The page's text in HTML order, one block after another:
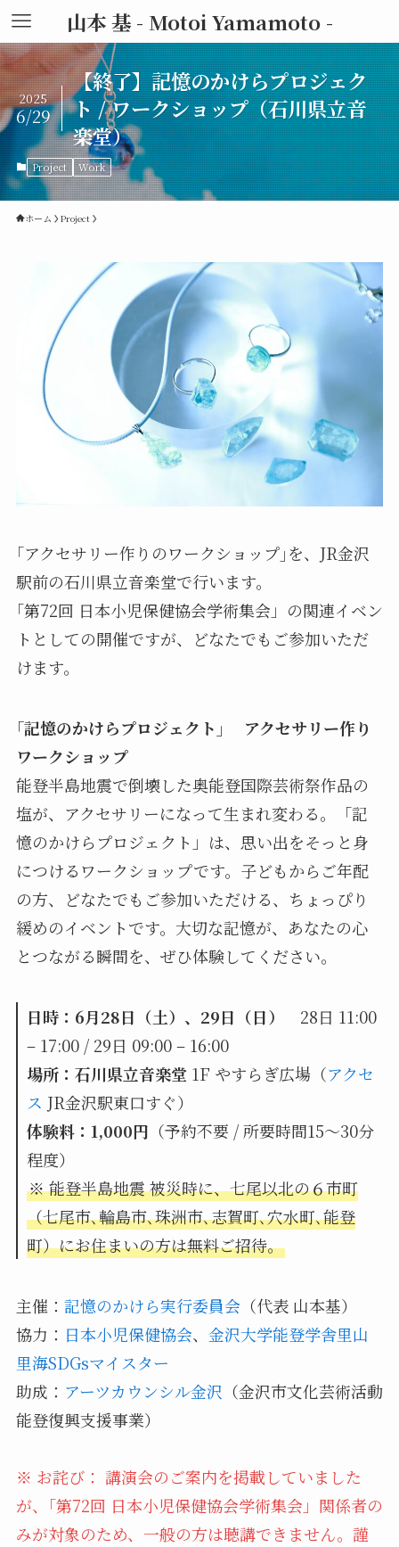
山本 基 - Motoi Yamamoto -
【終了】記憶のかけらプロジェク
ト / ワークショップ（石川県立音
楽堂）
2025
6/29
Project Work
ホーム Project
｢アクセサリー作りのワークショップ｣を、JR金沢
駅前の石川県立音楽堂で行います。
｢第72回 日本小児保健協会学術集会」の関連イベン
トとしての開催ですが、どなたでもご参加いただ
けます。
｢記憶のかけらプロジェクト｣ アクセサリー作り
ワークショップ
能登半島地震で倒壊した奥能登国際芸術祭作品の
塩が、アクセサリーになって生まれ変わる。「記
憶のかけらプロジェクト」は、思い出をそっと身
につけるワークショップです。子どもからご年配
の方、どなたでもご参加いただける、ちょっぴり
緩めのイベントです。大切な記憶が、あなたの心
とつながる瞬間を、ぜひ体験してください。
日時：6月28日（土）、 29日（日）
28日 11:00
– 17:00 / 29日 09:00 – 16:00
場所：石川県立音楽堂1F やすらぎ広場（アクセ
ス JR金沢駅東口すぐ）
体験料：1,000円 （予約不要 / 所要時間15〜30分
程度）
※ 能登半島地震 被災時に、七尾以北の６市町
（七尾市､輪島市､珠洲市､志賀町､穴水町､能登
町）にお住まいの方は無料ご招待。
主催： 記憶のかけら実行委員会 （代表 山本基）
協力： 日本小児保健協会、 金沢大学能登学舎里山
里海SDGsマイスター
助成： アーツカウンシル金沢 （金沢市文化芸術活動
能登復興支援事業）
※ お詫び： 講演会のご案内を掲載していました
が、｢第72回 日本小児保健協会学術集会」関係者の
みが対象のため、一般の方は聴講できません。謹